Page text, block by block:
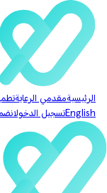
الرئيسيةمقدمي الرعاية
Englishتسجيل الدخول